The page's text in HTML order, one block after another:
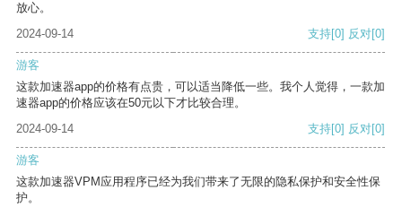
放心。
2024-09-14
支持[0] 反对[0]
游客
这款加速器app的价格有点贵，可以适当降低一些。我个人觉得，一款加
速器app的价格应该在50元以下才比较合理。
2024-09-14
支持[0] 反对[0]
游客
这款加速器VPM应用程序已经为我们带来了无限的隐私保护和安全性保
护。